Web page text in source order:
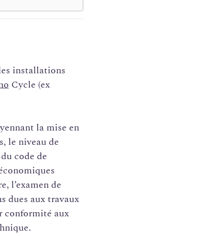
installations
Cycle (ex
la mise en
le niveau de
code de
l’examen de
dues aux travaux
conformité aux